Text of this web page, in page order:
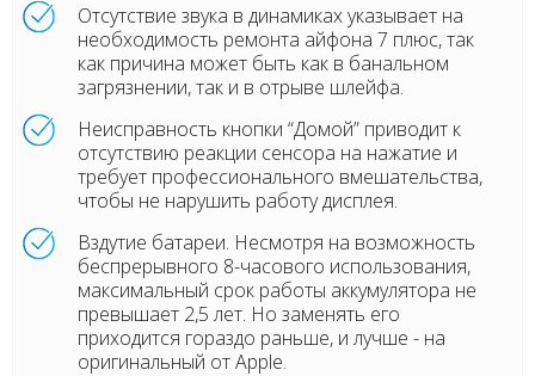
Отсутствие звука в динамиках указывает на
необходимость ремонта айфона 7 плюс, так
как причина может быть как в банальном
загрязнении, так и в отрыве шлейфа.
Неисправность кнопки “Домой” приводит к
отсутствию реакции сенсора на нажатие и
требует профессионального вмешательства,
чтобы не нарушить работу дисплея.
Вздутие батареи. Несмотря на возможность
беспрерывного 8-часового использования,
максимальный срок работы аккумулятора не
превышает 2,5 лет. Но заменять его
приходится гораздо раньше, и лучше - на
оригинальный от Apple.